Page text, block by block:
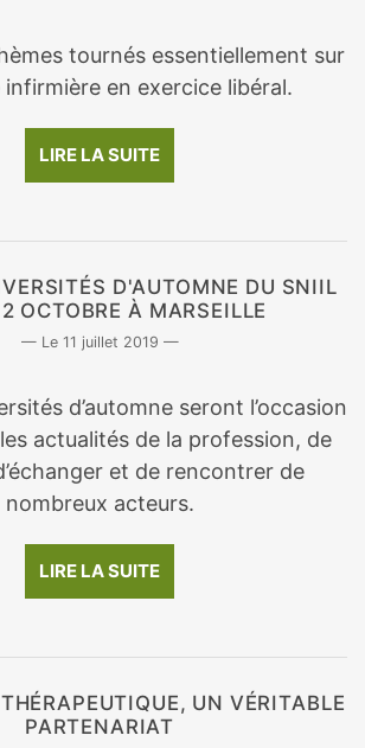
tournés essentiellement sur
infirmière en exercice libéral.
LIRE LA SUITE
D'AUTOMNE DU SNIIL
OCTOBRE À MARSEILLE
11 juillet 2019
d’automne seront l’occasion
actualités de la profession, de
et de rencontrer de
nombreux acteurs.
LIRE LA SUITE
UN VÉRITABLE
PARTENARIAT